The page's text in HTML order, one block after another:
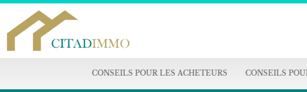
CONSEILS POUR LES ACHETEURS CONSEILS